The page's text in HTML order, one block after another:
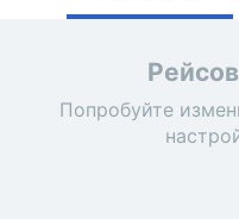
Попробуйте